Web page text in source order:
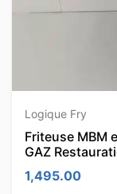
Logique Fry
Friteuse MBM
GAZ
1,495.00